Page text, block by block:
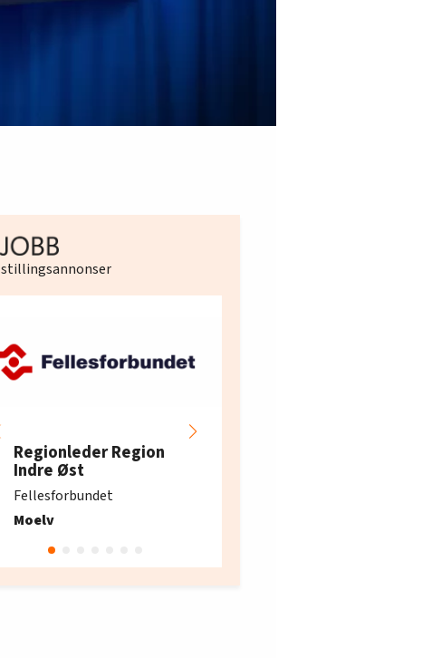
stillingsannonser
Regionleder Region
Indre Øst
Fellesforbundet
Moelv